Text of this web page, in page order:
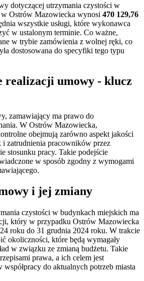
dotyczącej utrzymania czystości w
Ostrów Mazowiecka wynosi 470 129,76
wszystkie usługi, które wykonawca
w ustalonym terminie. Co ważne,
w trybie zamówienia z wolnej ręki, co
dostosowana do specyfiki tego typu
realizacji umowy - klucz
zamawiający ma prawo do
W Ostrów Mazowiecka,
obejmują zarówno aspekt jakości
i zatrudnienia pracowników przez
stosunku pracy. Takie podejście
w sposób zgodny z wymogami
i jej zmiany
czystości w budynkach miejskich ma
który w przypadku Ostrów Mazowiecka
roku do 31 grudnia 2024 roku. W trakcie
okoliczności, które będą wymagały
w związku ze zmianą budżetu. Takie
prawa, a ich celem jest
do aktualnych potrzeb miasta